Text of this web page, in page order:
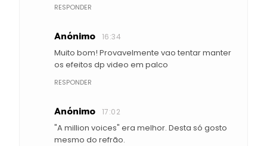
RESPONDER
Anónimo 16:34
Muito bom! Provavelmente vao tentar manter
os efeitos dp video em palco
RESPONDER
Anónimo 17:02
"A million voices" era melhor. Desta só gosto
mesmo do refrão.